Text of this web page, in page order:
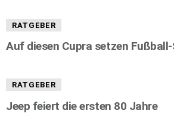
RATGEBER
Auf diesen Cupra setzen
RATGEBER
Jeep feiert die ersten 80 Jahre